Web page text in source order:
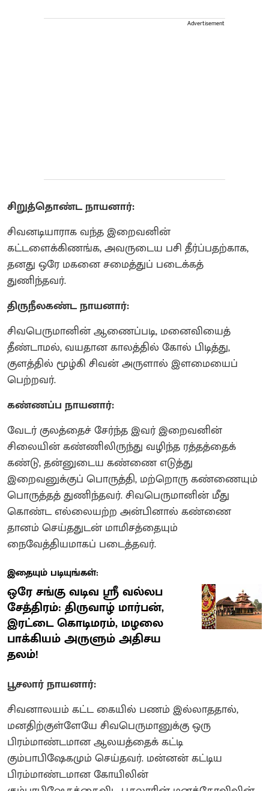
Advertisement
சிறுத்தொண்ட நாயனார்:
சிவனடியாராக வந்த இறைவனின்
கட்டளைக்கிணங்க, அவருடைய பசி தீர்ப்பதற்காக,
தனது ஒரே மகனை சமைத்துப் படைக்கத்
துணிந்தவர்.
திருநீலகண்ட நாயனார்:
சிவபெருமானின் ஆணைப்படி, மனைவியைத்
தீண்டாமல், வயதான காலத்தில் கோல் பிடித்து,
குளத்தில் மூழ்கி சிவன் அருளால் இளமையைப்
பெற்றவர்.
கண்ணப்ப நாயனார்:
வேடர் குலத்தைச் சேர்ந்த இவர் இறைவனின்
சிலையின் கண்ணிலிருந்து வழிந்த ரத்தத்தைக்
கண்டு, தன்னுடைய கண்ணை எடுத்து
இறைவனுக்குப் பொருத்தி, மற்றொரு கண்ணையும்
பொருத்தத் துணிந்தவர். சிவபெருமானின் மீது
கொண்ட எல்லையற்ற அன்பினால் கண்ணை
தானம் செய்ததுடன் மாமிசத்தையும்
நைவேத்தியமாகப் படைத்தவர்.
இதையும் படியுங்கள்:
ஒரே சங்கு வடிவ ஸ்ரீ வல்லப
சேத்திரம்: திருவாழ் மார்பன்,
இரட்டை கொடிமரம், மழலை
பாக்கியம் அருளும் அதிசய
தலம்!
பூசலார் நாயனார்:
சிவனாலயம் கட்ட கையில் பணம் இல்லாததால்,
மனதிற்குள்ளேயே சிவபெருமானுக்கு ஒரு
பிரம்மாண்டமான ஆலயத்தைக் கட்டி
கும்பாபிஷேகமும் செய்தவர். மன்னன் கட்டிய
பிரம்மாண்டமான கோயிலின்